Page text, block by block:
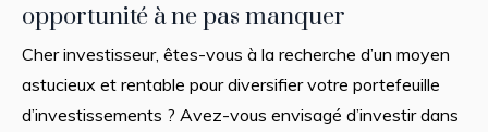
opportunité à ne pas manquer
Cher investisseur, êtes-vous à la recherche d’un moyen
astucieux et rentable pour diversifier votre portefeuille
d’investissements ? Avez-vous envisagé d’investir dans